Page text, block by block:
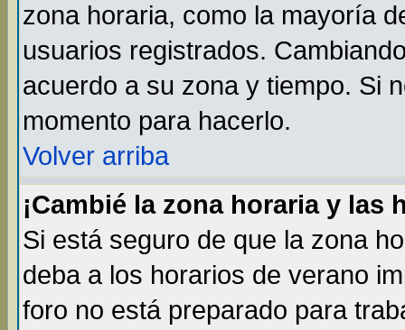
zona horaria, como la mayoría
usuarios registrados.
acuerdo a su zona y tiempo. Si
momento para hacerlo.
Volver arriba
¡Cambié la zona horaria y
Si está seguro de que la zona
deba a los horarios de verano
foro no está preparado para